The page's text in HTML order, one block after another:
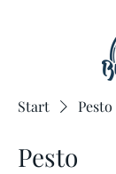
Start Pesto
Pesto